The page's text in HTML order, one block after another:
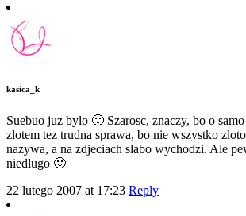
kasica_k
Suebuo juz bylo 🙂 Szarosc, znaczy, bo o
zlotem tez trudna sprawa, bo nie wszystko
nazywa, a na zdjeciach slabo wychodzi. Ale
niedlugo 🙂
22 lutego 2007 at 17:23 Reply